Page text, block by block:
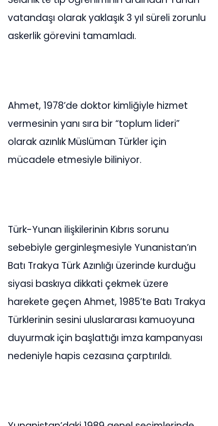
vatandaşı olarak yaklaşık 3 yıl süreli zorunlu
askerlik görevini tamamladı.
Ahmet, 1978’de doktor kimliğiyle hizmet
vermesinin yanı sıra bir “toplum lideri”
olarak azınlık Müslüman Türkler için
mücadele etmesiyle biliniyor.
Türk-Yunan ilişkilerinin Kıbrıs sorunu
sebebiyle gerginleşmesiyle Yunanistan’ın
Batı Trakya Türk Azınlığı üzerinde kurduğu
siyasi baskıya dikkati çekmek üzere
harekete geçen Ahmet, 1985’te Batı Trakya
Türklerinin sesini uluslararası kamuoyuna
duyurmak için başlattığı imza kampanyası
nedeniyle hapis cezasına çarptırıldı.